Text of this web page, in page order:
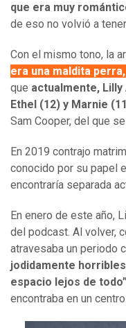
que era muy
de eso no volvió a
Con el mismo tono, la
era una maldita
que actualmente,
Ethel (12) y Marnie
Sam Cooper, del que
En 2019 contrajo
conocido por su papel
encontraría separada
En enero de este año,
del podcast. Al volver,
atravesaba un periodo
jodidamente
espacio lejos de
encontraba en un